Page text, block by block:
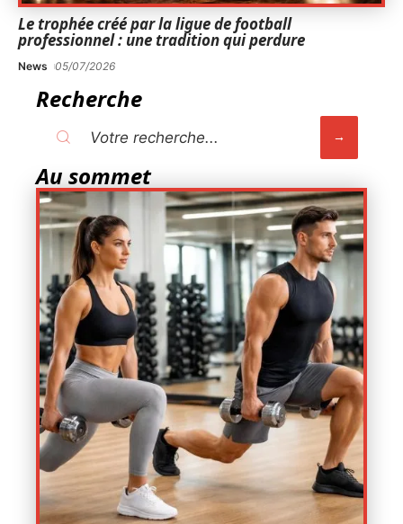
Le trophée créé par la ligue de football
professionnel : une tradition qui perdure
News 05/07/2026
Recherche
Au sommet